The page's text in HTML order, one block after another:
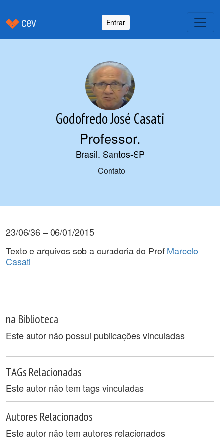
Entrar
Godofredo José Casati
Professor.
Brasil. Santos-SP
Contato
23/06/36 – 06/01/2015
Texto e arquivos sob a curadoria do Prof Marcelo
Casati
na Biblioteca
Este autor não possui publicações vinculadas
TAGs Relacionadas
Este autor não tem tags vinculadas
Autores Relacionados
Este autor não tem autores relacionados